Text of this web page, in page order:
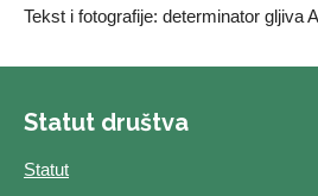
Tekst i fotografije: determinator gljiva
Statut društva
Statut